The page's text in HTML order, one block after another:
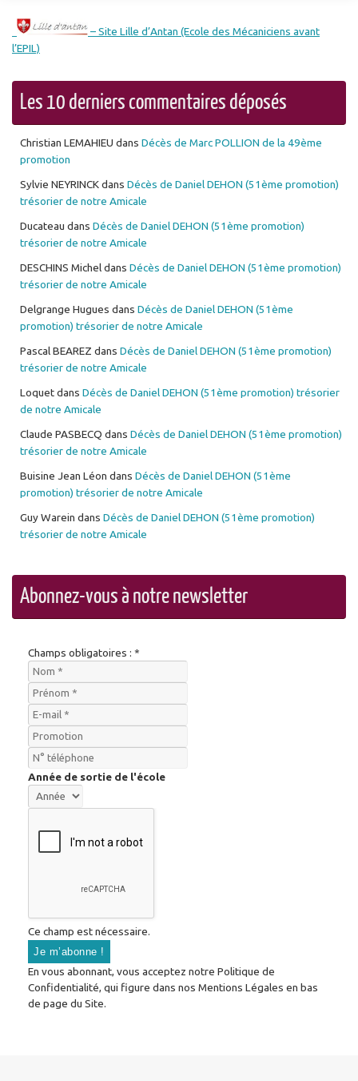
– Site Lille d’Antan (Ecole des Mécaniciens avant
l’EPIL)
Les 10 derniers commentaires déposés
Christian LEMAHIEU dans Décès de Marc POLLION de la 49ème
promotion
Sylvie NEYRINCKdans Décès de Daniel DEHON (51ème promotion)
trésorier de notre Amicale
Ducateau dans Décès de Daniel DEHON (51ème promotion)
trésorier de notre Amicale
DESCHINS Micheldans Décès de Daniel DEHON (51ème promotion)
trésorier de notre Amicale
Delgrange Hugues dans Décès de Daniel DEHON (51ème
promotion) trésorier de notre Amicale
Pascal BEAREZ dans Décès de Daniel DEHON (51ème promotion)
trésorier de notre Amicale
Loquetdans Décès de Daniel DEHON (51ème promotion) trésorier
de notre Amicale
Claude PASBECQ dans Décès de Daniel DEHON (51ème promotion)
trésorier de notre Amicale
Buisine Jean Léon dans Décès de Daniel DEHON (51ème
promotion) trésorier de notre Amicale
Guy Warein dans Décès de Daniel DEHON (51ème promotion)
trésorier de notre Amicale
Abonnez-vous à notre newsletter
Champs obligatoires : *
Année de sortie de l'école
Ce champ est nécessaire.
En vous abonnant, vous acceptez notre Politique de
Confidentialité, qui figure dans nos Mentions Légales en bas
de page du Site.